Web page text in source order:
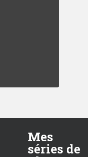
Mes
séries de